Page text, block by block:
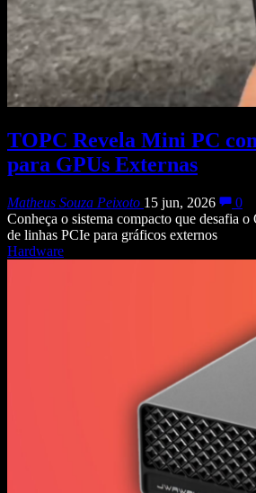
TOPC Revela Mini PC
para GPUs Externas
Matheus Souza Peixoto 15 jun, 2026
0
Conheça o sistema compacto que desafia
de linhas PCIe para gráficos externos
Hardware